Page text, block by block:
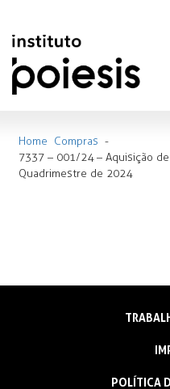
Home Compras -
7337 – 001/24 – Aquisição
Quadrimestre de 2024
POLÍTICA